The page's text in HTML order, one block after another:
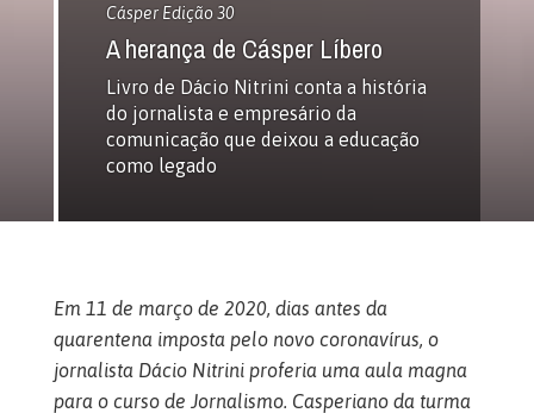
Cásper Edição 30
A herança de Cásper Líbero
Livro de Dácio Nitrini conta a história
do jornalista e empresário da
comunicação que deixou a educação
como legado
Em 11 de março de 2020, dias antes da
quarentena imposta pelo novo coronavírus, o
jornalista Dácio Nitrini proferia uma aula magna
para o curso de Jornalismo. Casperiano da turma